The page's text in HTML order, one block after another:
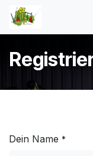
Zum Inhalt springen
Dein Name *